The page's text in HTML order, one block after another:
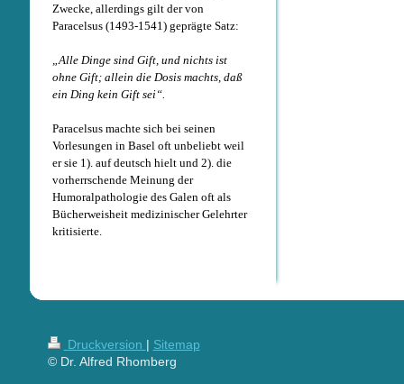
Zwecke, allerdings gilt der von
Paracelsus (1493-1541) geprägte Satz:
„Alle Dinge sind Gift, und nichts ist
ohne Gift; allein die Dosis machts, daß
ein Ding kein Gift sei“.
Paracelsus machte sich bei seinen
Vorlesungen in Basel oft unbeliebt weil
er sie 1). auf deutsch hielt und 2). die
vorherrschende Meinung der
Humoralpathologie des Galen oft als
Bücherweisheit medizinischer Gelehrter
kritisierte.
Druckversion | Sitemap
© Dr. Alfred Rhomberg